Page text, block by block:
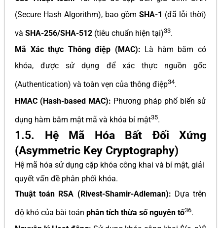
(Secure Hash Algorithm), bao gồm SHA-1 (đã lỗi thời)
và SHA-256/SHA-512 (tiêu chuẩn hiện tại)33.
Mã Xác thực Thông điệp (MAC): Là hàm băm có
khóa, được sử dụng để xác thực nguồn gốc
(Authentication) và toàn vẹn của thông điệp34.
HMAC (Hash-based MAC): Phương pháp phổ biến sử
dụng hàm băm mật mã và khóa bí mật35.
1.5. Hệ Mã Hóa Bất Đối Xứng
(Asymmetric Key Cryptography)
Hệ mã hóa sử dụng cặp khóa công khai và bí mật, giải
quyết vấn đề phân phối khóa.
Thuật toán RSA (Rivest-Shamir-Adleman): Dựa trên
độ khó của bài toán phân tích thừa số nguyên tố36.